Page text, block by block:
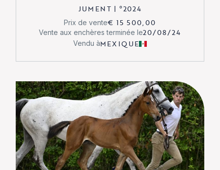
JUMENT |°2024
Prix de vente€ 15 500,00
Vente aux enchères terminée le20/08/24
Vendu àMEXIQUE